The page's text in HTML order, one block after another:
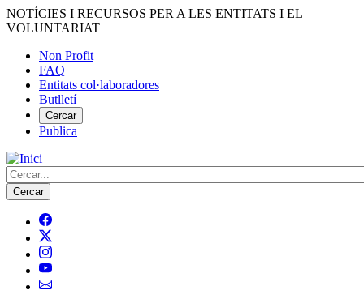
Vés
al
NOTÍCIES I RECURSOS PER A LES ENTITATS I EL
VOLUNTARIAT
Menú
del
compte
d'usuari
Non Profit
FAQ
Entitats col·laboradores
Butlletí
Cercar
Publica
Cerca